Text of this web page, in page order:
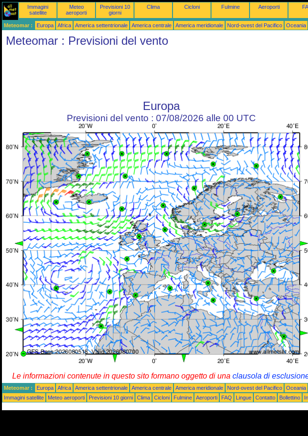
Immagini
satellite
Meteo
aeroporti
Previsioni 10
giorni
Clima Cicloni Fulmine Aeroporti
Meteomar : Europa Africa America settentrionale America centrale America meridionale Nord-ovest del Pacifico Oceania
Meteomar : Previsioni del vento
Europa
Previsioni del vento : 07/08/2026 alle 00 UTC
Le informazioni contenute in questo sito formano oggetto di una clausola di
Meteomar : Europa Africa America settentrionale America centrale America meridionale Nord-ovest del Pacifico Oceania
Immagini satellite
Meteo aeroporti Previsioni 10 giorni Clima Cicloni Fulmine Aeroporti FAQ Lingue Contatto Bollettino